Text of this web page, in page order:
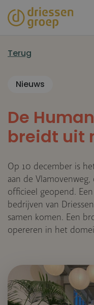
Overslaan
en
inhoud
Terug
Nieuws
De
breidt uit
Op 10 december is
aan de
officieel geopend.
bedrijven van
samen komen. Een
opereren in het